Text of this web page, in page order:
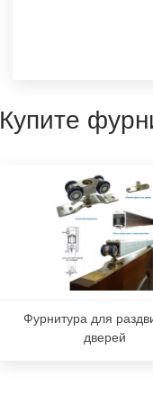
Купите
Фурнитура для
дверей